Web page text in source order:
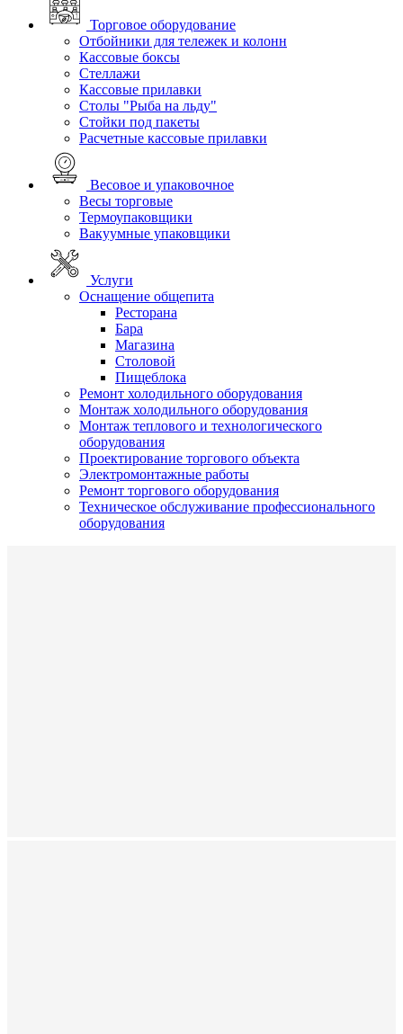
Торговое оборудование
Отбойники для тележек и колонн
Кассовые боксы
Стеллажи
Кассовые прилавки
Столы "Рыба на льду"
Стойки под пакеты
Расчетные кассовые прилавки
Весовое и упаковочное
Весы торговые
Термоупаковщики
Вакуумные упаковщики
Услуги
Оснащение общепита
Ресторана
Бара
Магазина
Столовой
Пищеблока
Ремонт холодильного оборудования
Монтаж холодильного оборудования
Монтаж теплового и технологического
оборудования
Проектирование торгового объекта
Электромонтажные работы
Ремонт торгового оборудования
Техническое обслуживание профессионального
оборудования